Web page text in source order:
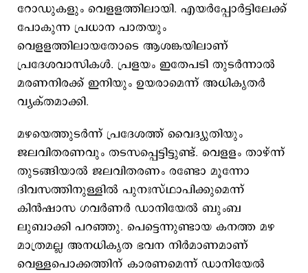
റോഡുകളും വെളളത്തിലായി. എയര്‍പ്പോര്‍ട്ടിലേക്ക്
പോകുന്ന പ്രധാന പാതയും
വെളളത്തിലായതോടെ ആശങ്കയിലാണ്
പ്രദേശവാസികള്‍. പ്രളയം ഇതേപടി തുടര്‍ന്നാല്‍
മരണനിരക്ക് ഇനിയും ഉയരാമെന്ന് അധികൃതര്‍
വ്യക്തമാക്കി.
മഴയെത്തുടർന്ന്‌ പ്രദേശത്ത്‌ വൈദ്യുതിയും
ജലവിതരണവും തടസപ്പെട്ടിട്ടുണ്ട്‌. വെളളം താഴ്ന്ന്
തുടങ്ങിയാല്‍ ജലവിതരണം രണ്ടോ മൂന്നോ
ദിവസത്തിനുള്ളിൽ പുനഃസ്ഥാപിക്കുമെന്ന്
കിൻഷാസ ഗവർണർ ഡാനിയേൽ ബുംബ
ലുബാക്കി പറഞ്ഞു. പെട്ടെന്നുണ്ടായ കനത്ത മഴ
മാത്രമല്ല അനധികൃത ഭവന നിർമാണമാണ്‌
വെള്ളപൊക്കത്തിന്‌ കാരണമെന്ന്‌ ഡാനിയേൽ